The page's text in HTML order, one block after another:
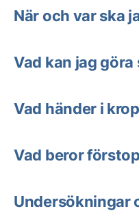
När och var ska
Vad kan jag göra
Vad händer i
Vad beror
Undersökningar